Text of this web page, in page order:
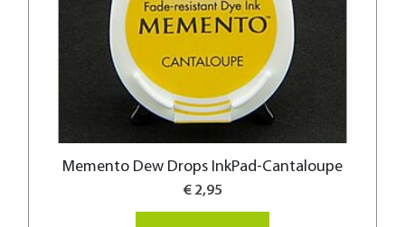
Memento Dew Drops InkPad-Cantaloupe
€ 2,95